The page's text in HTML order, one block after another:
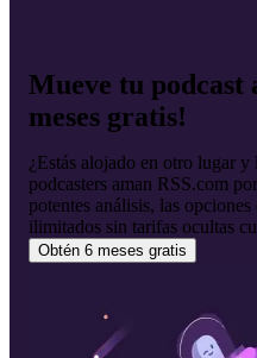
Mueve tu podcast
meses gratis!
¿Estás alojado en otro lugar
podcasters aman RSS.com
potentes análisis, las
ilimitados sin tarifas ocultas
Obtén 6 meses gratis